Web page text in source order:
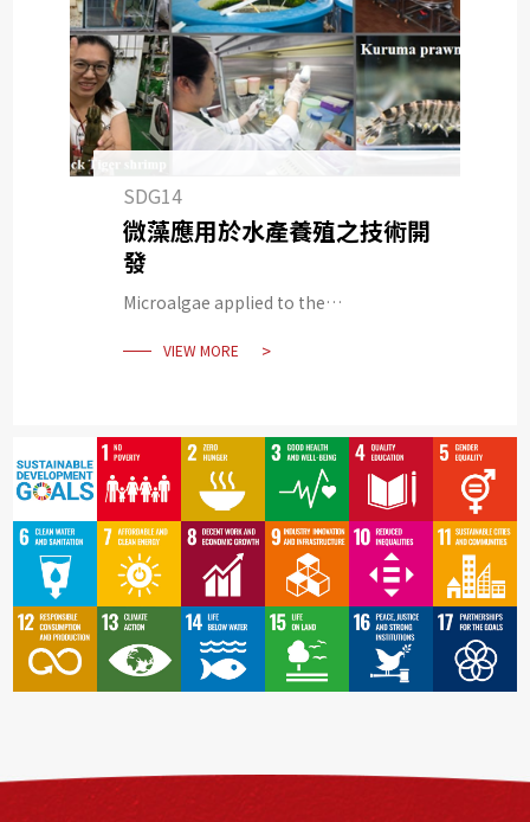
SDG14
微藻應用於水產養殖之技術開
發
Microalgae applied to the
aquaculture
VIEW MORE